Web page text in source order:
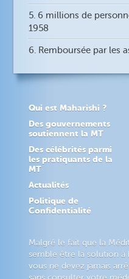
5. 6 millions de
1958
6. Remboursée par les
Qui est Maharishi ?
Des gouvernements
soutiennent la MT
Des célébrités parmi
les pratiquants de la
MT
Actualités
Politique de
Confidentialité
Malgré le fait que la
semble être la solution à
vous ne devez jamais